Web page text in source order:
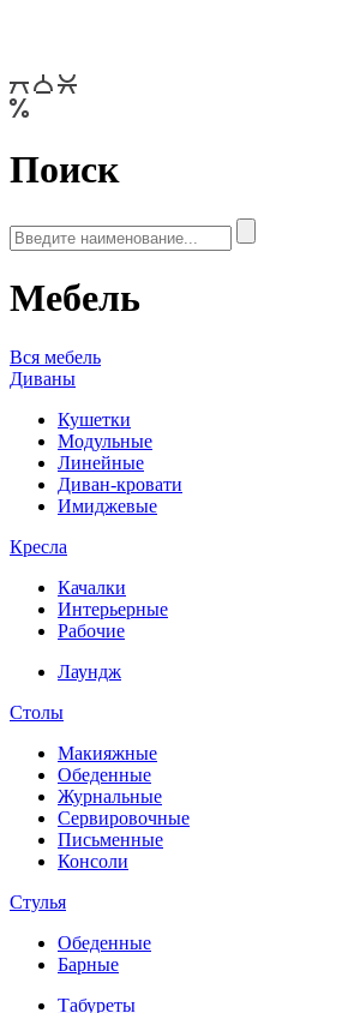
Поиск
Мебель
Вся мебель
Диваны
Кушетки
Модульные
Линейные
Диван-кровати
Имиджевые
Кресла
Качалки
Интерьерные
Рабочие
Лаундж
Столы
Макияжные
Обеденные
Журнальные
Сервировочные
Письменные
Консоли
Стулья
Обеденные
Барные
Табуреты